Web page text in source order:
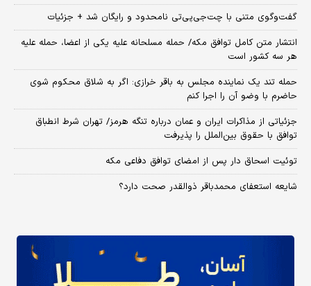
گفت‌وگوی متنی با چت‌جی‌پی‌تی نامحدود و رایگان شد + جزئیات
انتشار متن کامل توافق مکه/ حمله مسلحانه علیه یکی از اعضا، حمله علیه
هر سه کشور است
حمله تند یک نماینده مجلس به باقر خرازی: اگر به شلاق محکوم شوی
حاضرم با وضو آن را اجرا کنم
جزئیاتی از مذاکرات ایران و عمان درباره تنگه هرمز/ تهران شرط انطباق
توافق با حقوق بین‌الملل را پذیرفت
توئیت اسحاق دار پس از امضای توافق دفاعی مکه
شایعه استعفای محمدباقر ذوالقدر صحت دارد؟